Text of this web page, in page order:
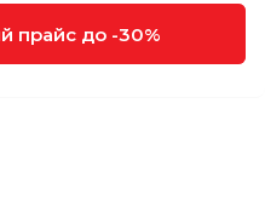
прайс до -30%